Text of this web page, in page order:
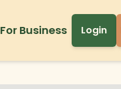
For Business Login